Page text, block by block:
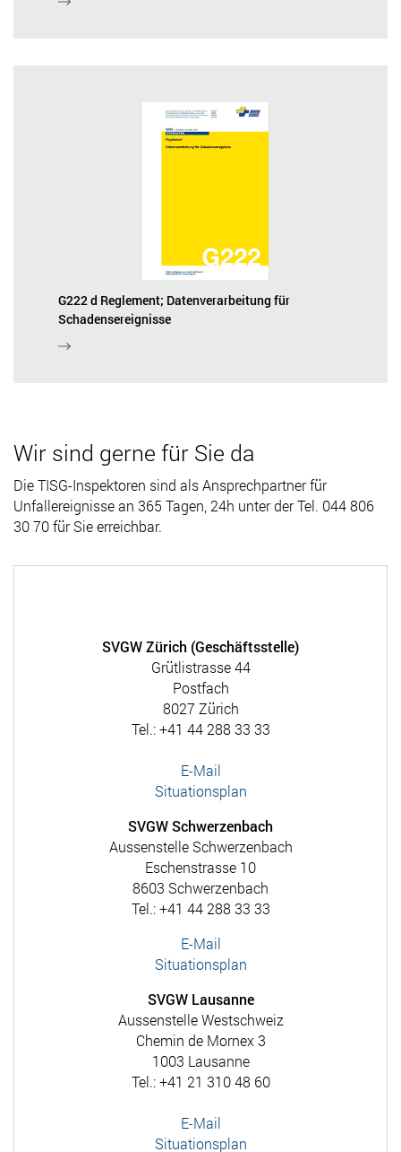
G222 d Reglement; Datenverarbeitung für
Schadensereignisse
Wir sind gerne für Sie da
Die TISG-Inspektoren sind als Ansprechpartner für
Unfallereignisse an 365 Tagen, 24h unter der Tel. 044 806
30 70 für Sie erreichbar.
SVGW Zürich (Geschäftsstelle)
Grütlistrasse 44
Postfach
8027 Zürich
Tel.: +41 44 288 33 33
E-Mail
Situationsplan
SVGW Schwerzenbach
Aussenstelle Schwerzenbach
Eschenstrasse 10
8603 Schwerzenbach
Tel.: +41 44 288 33 33
E-Mail
Situationsplan
SVGW Lausanne
Aussenstelle Westschweiz
Chemin de Mornex 3
1003 Lausanne
Tel.: +41 21 310 48 60
E-Mail
Situationsplan